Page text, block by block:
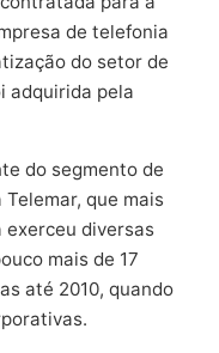
de telefonia
do setor de
adquirida pela
do segmento de
que mais
diversas
mais de 17
até 2010, quando